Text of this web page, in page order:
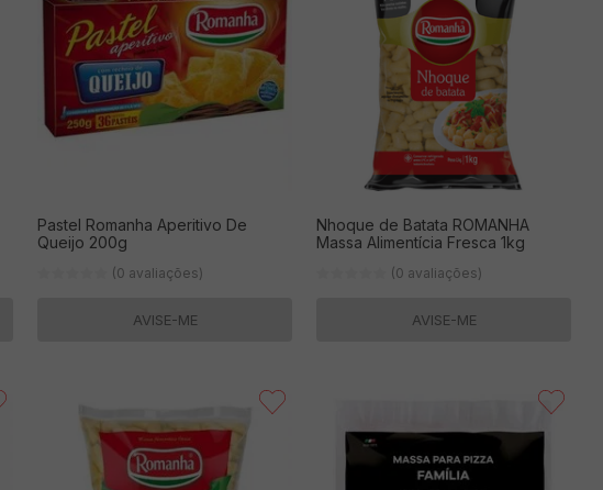
Pastel Romanha Aperitivo De
Queijo 200g
(0 avaliações)
AVISE-ME
Nhoque de Batata ROMANHA
Massa Alimentícia Fresca 1kg
(0 avaliações)
AVISE-ME